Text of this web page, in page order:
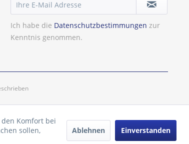
Ich habe die Datenschutzbestimmungen zur
Kenntnis genommen.
Komfort bei
sollen,
Ablehnen Einverstanden